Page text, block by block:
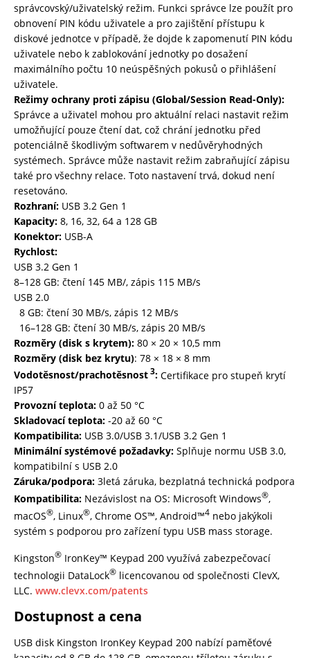
správcovský/uživatelský režim. Funkci správce lze použít pro
obnovení PIN kódu uživatele a pro zajištění přístupu k
diskové jednotce v případě, že dojde k zapomenutí PIN kódu
uživatele nebo k zablokování jednotky po dosažení
maximálního počtu 10 neúspěšných pokusů o přihlášení
uživatele.
Režimy ochrany proti zápisu (Global/Session Read-Only):
Správce a uživatel mohou pro aktuální relaci nastavit režim
umožňující pouze čtení dat, což chrání jednotku před
potenciálně škodlivým softwarem v nedůvěryhodných
systémech. Správce může nastavit režim zabraňující zápisu
také pro všechny relace. Toto nastavení trvá, dokud není
resetováno.
Rozhraní: USB 3.2 Gen 1
Kapacity: 8, 16, 32, 64 a 128 GB
Konektor: USB-A
Rychlost:
USB 3.2 Gen 1
8–128 GB: čtení 145 MB/, zápis 115 MB/s
USB 2.0
8 GB: čtení 30 MB/s, zápis 12 MB/s
16–128 GB: čtení 30 MB/s, zápis 20 MB/s
Rozměry (disk s krytem): 80 × 20 × 10,5 mm
Rozměry (disk bez krytu): 78 × 18 × 8 mm
Vodotěsnost/prachotěsnost 3: Certifikace pro stupeň krytí
IP57
Provozní teplota: 0 až 50 °C
Skladovací teplota: -20 až 60 °C
Kompatibilita: USB 3.0/USB 3.1/USB 3.2 Gen 1
Minimální systémové požadavky: Splňuje normu USB 3.0,
kompatibilní s USB 2.0
Záruka/podpora: 3letá záruka, bezplatná technická podpora
Kompatibilita: Nezávislost na OS: Microsoft Windows®,
macOS®, Linux®, Chrome OS™, Android™4 nebo jakýkoli
systém s podporou pro zařízení typu USB mass storage.
Kingston® IronKey™ Keypad 200 využívá zabezpečovací
technologii DataLock® licencovanou od společnosti ClevX,
LLC. www.clevx.com/patents
Dostupnost a cena
USB disk Kingston IronKey Keypad 200 nabízí paměťové